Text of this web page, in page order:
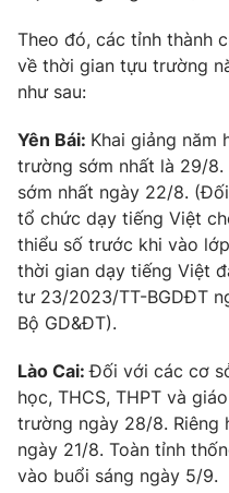
Góc doanh nghiệp
Phim VTV
Nhân vật
Khán giả
Giải sao mai
Giải trí
Điện ảnh
Âm nhạc
Sao
Đời sống
Du lịch
Làm đẹp
Chất lượng cuộc sống
Giáo dục
Tuyển sinh
Học trực tuyến
Công nghệ
Hitech Công nghệ tương
Sản phẩm
Thị trường
Tư vấn
Giao lưu trực tuyến
Lịch phát sóng
Chuyên mục khác
Theo đó, các tỉnh thành
về thời gian tựu trường
như sau:
Yên Bái: Khai giảng năm
trường sớm nhất là 29/
sớm nhất ngày 22/8.
tổ chức dạy tiếng Việt
thiểu số trước khi vào
thời gian dạy tiếng Việt
tư 23/2023/TT-BGDĐT
Bộ GD&ĐT).
Lào Cai:Đối với các cơ
học, THCS, THPT và
trường ngày 28/8. Riêng
ngày 21/8. Toàn tỉnh
vào buổi sáng ngày 5/9.